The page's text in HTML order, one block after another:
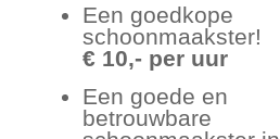
Een goedkope
schoonmaakster!
€ 10,- per uur
Een goede en
betrouwbare